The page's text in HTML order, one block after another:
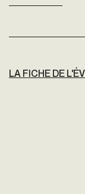
LA FICHE DE